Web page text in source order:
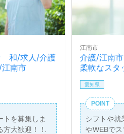
和/求人/介護
南市
トを募集しま
大歓迎！！
介護/江南
柔軟なスタ
江南市
愛知県
POINT
シフトや
やWEBでス